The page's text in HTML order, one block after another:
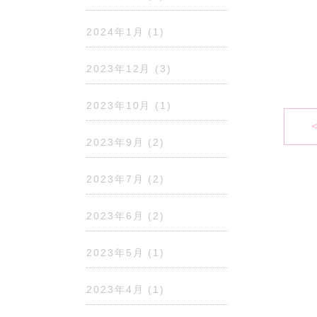
2024年1月 (1)
2023年12月 (3)
2023年10月 (1)
2023年9月 (2)
2023年7月 (2)
2023年6月 (2)
2023年5月 (1)
2023年4月 (1)